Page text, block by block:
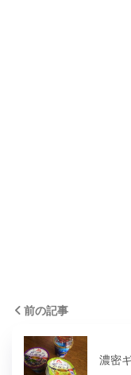
前の記事
濃密